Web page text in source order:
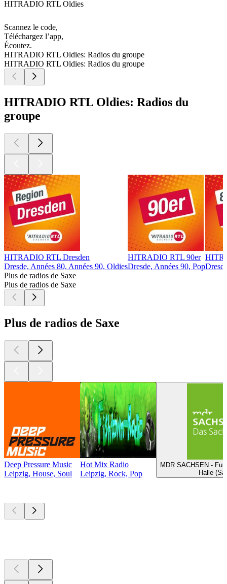
HITRADIO RTL Oldies
Scannez le code,
Téléchargez l’app,
Écoutez.
HITRADIO RTL Oldies: Radios du groupe
HITRADIO RTL Oldies: Radios du groupe
HITRADIO RTL Oldies: Radios du
groupe
HITRADIO RTL Dresden
Dresde, Années 80, Années 90, Oldies
HITRADIO RTL 90er
Dresde, Années 90, Pop
Plus de radios de Saxe
Plus de radios de Saxe
Plus de radios de Saxe
Deep Pressure Music
Leipzig, House, Soul
Hot Mix Radio
Leipzig, Rock, Pop
MDR SACHSEN -
Halle